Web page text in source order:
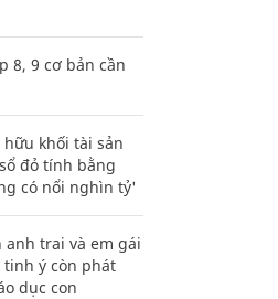
8, 9 cơ bản cần
khối tài sản
đỏ tính bằng
có nổi nghìn tỷ'
anh trai và em gái
ý còn phát
dục con